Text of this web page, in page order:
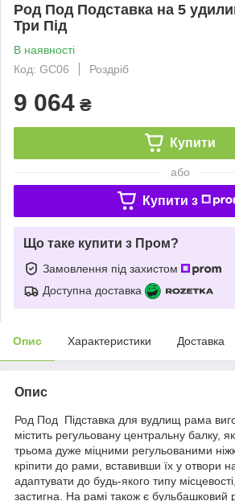
Род Под Подставка на 5
Три Під
В наявності
Код: GC06
Роздріб
9 064 ₴
Купити
або
Купити з
Що таке купити з Пром?
Замовлення під захистом
Доступна доставка
Опис Характеристики Доставка
Опис
Род Под Підставка для вудлищ рама
містить регульовану центральну балку,
трьома дуже міцними регульованими
кріпити до рами, вставивши їх у отвори
адаптувати до будь-якого типу
застигна. На рамі також є бульбашковий